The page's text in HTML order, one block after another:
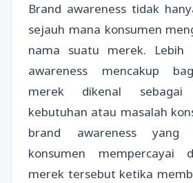
Brand awareness tidak
sejauh mana konsumen
nama suatu merek.
awareness mencakup
merek dikenal
kebutuhan atau masalah
brand awareness
konsumen mempercayai
merek tersebut ketika